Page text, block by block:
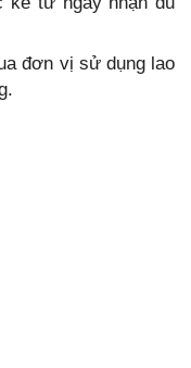
đơn vị sử dụng lao